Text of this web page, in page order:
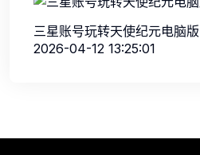
三星账号玩转天使纪元电脑版
2026-04-12 13:25:01